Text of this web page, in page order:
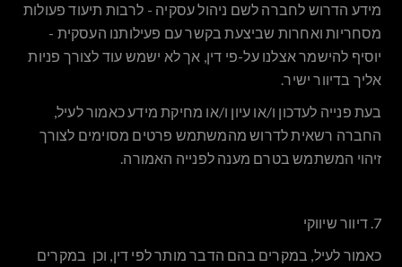
מידע הדרוש לחברה לשם ניהול עסקיה - לרבות תיעוד פעולות
מסחריות ואחרות שביצעת בקשר עם פעילותנו העסקית -
יוסיף להישמר אצלנו על-פי דין, אך לא ישמש עוד לצורך פניות
אליך בדיוור ישיר.
בעת פנייה לעדכון ו/או עיון ו/או מחיקת מידע כאמור לעיל,
החברה רשאית לדרוש מהמשתמש פרטים מסוימים לצורך
זיהוי המשתמש בטרם מענה לפנייה האמורה.
7. דיוור שיווקי
כאמור לעיל, במקרים בהם הדבר מותר לפי דין, וכן במקרים